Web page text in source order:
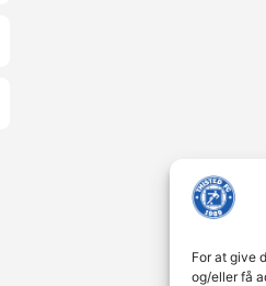
For at give
og/eller få